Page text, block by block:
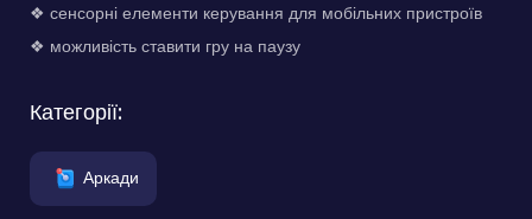
❖ сенсорні елементи керування для мобільних пристроїв
❖ можливість ставити гру на паузу
Категорії:
Аркади